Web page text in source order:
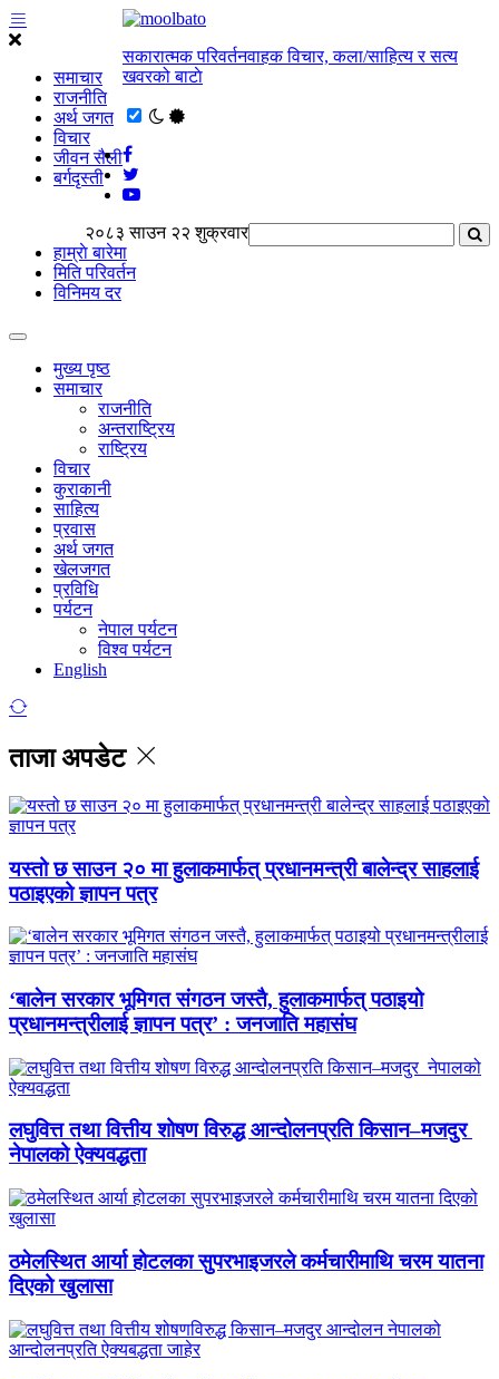
समाचार
राजनीति
अर्थ जगत
विचार
जीवन सैली
बर्गदृस्ती
सकारात्मक परिवर्तनवाहक विचार, कला/साहित्य र सत्य
खवरको बाटाे
२०८३ साउन २२ शुक्रवार
हाम्राे बारेमा
मिति परिवर्तन
विनिमय दर
मुख्य पृष्ठ
समाचार
राजनीति
अन्तराष्ट्रिय
राष्ट्रिय
विचार
कुराकानी
साहित्य
प्रवास
अर्थ जगत
खेलजगत
प्रविधि
पर्यटन
नेपाल पर्यटन
विश्व पर्यटन
English
ताजा अपडेट
यस्तो छ साउन २० मा हुलाकमार्फत् प्रधानमन्त्री बालेन्द्र साहलाई
पठाइएको ज्ञापन पत्र
‘बालेन सरकार भूमिगत संगठन जस्तै, हुलाकमार्फत् पठाइयो
प्रधानमन्त्रीलाई ज्ञापन पत्र’ : जनजाति महासंघ
लघुवित्त तथा वित्तीय शोषण विरुद्ध आन्दोलनप्रति किसान–मजदुर
नेपालको ऐक्यवद्धता
ठमेलस्थित आर्या होटलका सुपरभाइजरले कर्मचारीमाथि चरम यातना
दिएको खुलासा